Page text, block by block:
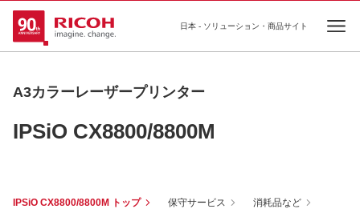
日本 - ソリューション・商品サイト
A3カラーレーザープリンター
IPSiO CX8800/8800M
IPSiO CX8800/8800M トップ 保守サービス 消耗品など